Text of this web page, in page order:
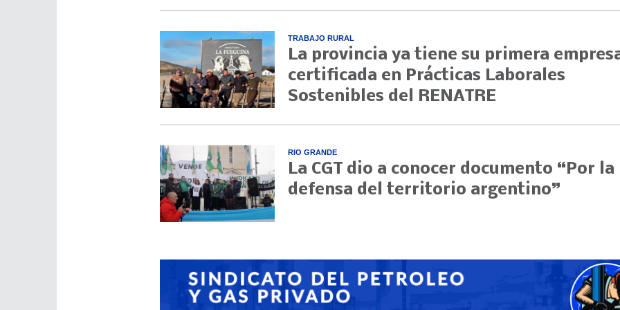
TRABAJO RURAL
La provincia ya tiene su primera
certificada en Prácticas Laborales
Sostenibles del RENATRE
RIO GRANDE
La CGT dio a conocer documento “Por la
defensa del territorio argentino”